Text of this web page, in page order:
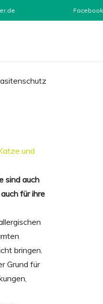
Facebook
und
sind auch
für ihre
bringen.
Grund für